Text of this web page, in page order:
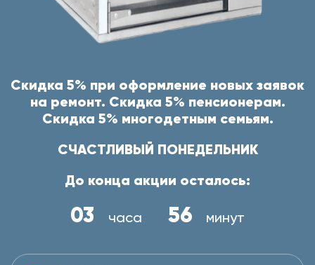
Скидка 5% при оформление новых заявок
на ремонт. Скидка 5% пенсионерам.
Скидка 5% многодетным семьям.
СЧАСТЛИВЫЙ ПОНЕДЕЛЬНИК
До конца акции осталось:
03 часа 56 минут